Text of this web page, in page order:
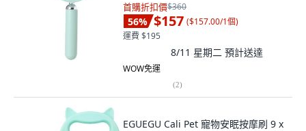
首購折扣價$360
56% $157 ($157.00/1個)
運費 $195
8/11 星期二 預計送達
WOW免運
(2)
EGUEGU Cali Pet 寵物安眠按摩刷 9 x